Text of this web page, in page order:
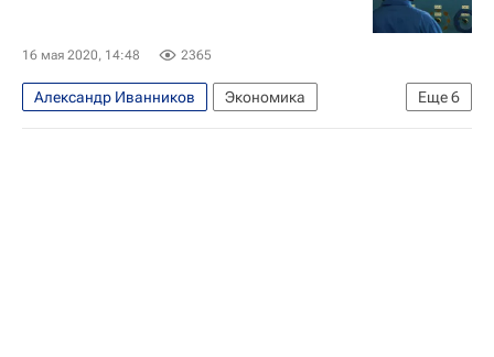
16 мая 2020, 14:48 2365
Еще6
Александр Иванников
Экономика
Польша
Газпром
Сергей Куприянов